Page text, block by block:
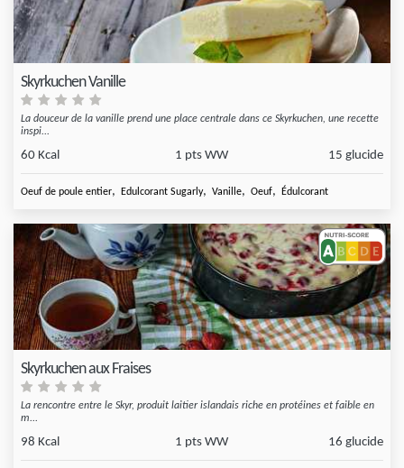
Skyrkuchen Vanille
La douceur de la vanille prend une place centrale dans ce Skyrkuchen, une recette
inspi...
60 Kcal 1 pts WW 15 glucide
Oeuf de poule entier, Edulcorant Sugarly, Vanille, Oeuf, Édulcorant
Skyrkuchen aux Fraises
La rencontre entre le Skyr, produit laitier islandais riche en protéines et faible en
m...
98 Kcal 1 pts WW 16 glucide